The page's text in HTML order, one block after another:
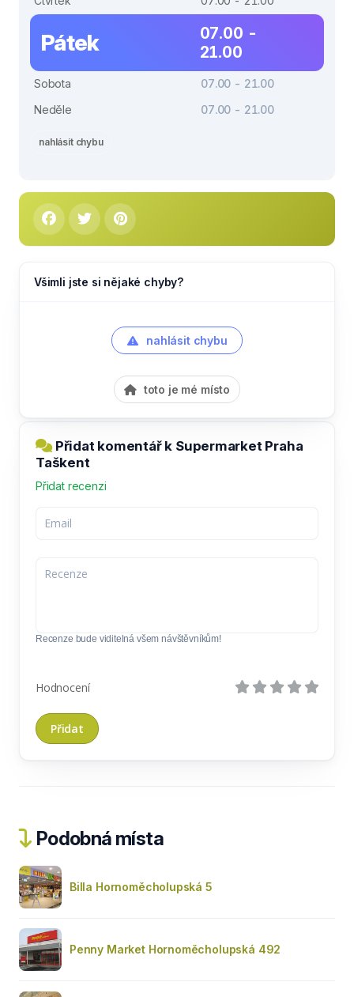
Pátek
07.00 -
21.00
Sobota
07.00 - 21.00
Neděle
07.00 - 21.00
nahlásit chybu
Všimli jste si nějaké chyby?
nahlásit chybu
toto je mé místo
Přidat komentář k Supermarket Praha
Taškent
Přidat recenzi
Recenze bude viditelná všem návštěvníkům!
Hodnocení
Podobná místa
Billa Hornoměcholupská 5
Penny Market Hornoměcholupská 492